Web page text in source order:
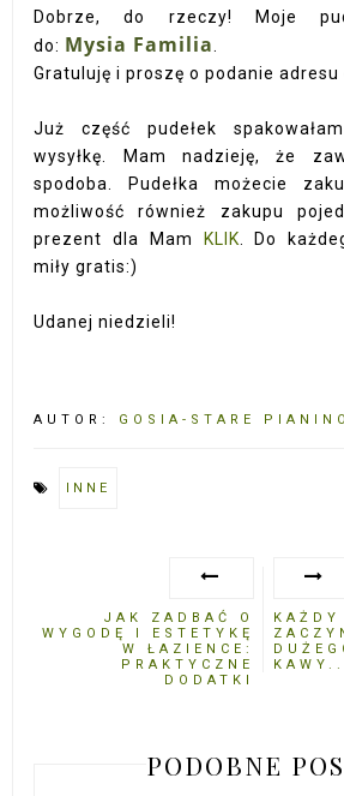
Dobrze, do rzeczy! Moje
do: Mysia Familia.
Gratuluję i proszę o podanie adresu
Już część pudełek
wysyłkę. Mam nadzieję, że
spodoba. Pudełka możecie
możliwość również zakupu
prezent dla Mam
KLIK. Do
miły gratis:)
Udanej niedzieli!
AUTOR: GOSIA-STARE PIANINO
INNE
JAK ZADBAĆ O
WYGODĘ I ESTETYKĘ
W ŁAZIENCE:
PRAKTYCZNE
DODATKI
PODOBNE